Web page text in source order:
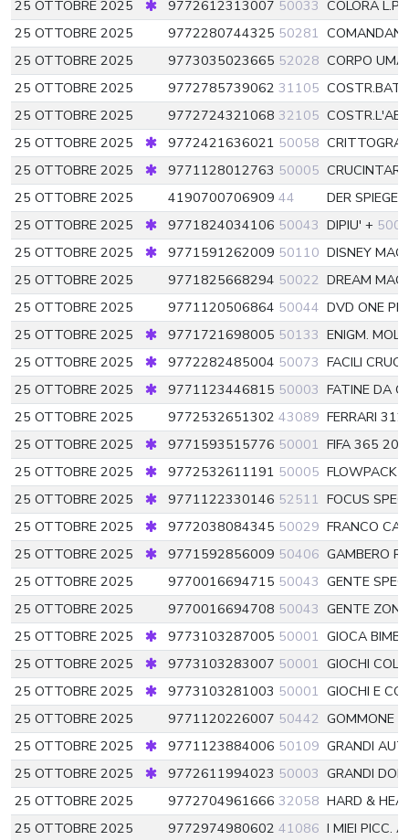
25 OTTOBRE 2025
9772612313007 50033 COLORA
25 OTTOBRE 2025
9772280744325 50281
25 OTTOBRE 2025
9773035023665 52028 CORPO
25 OTTOBRE 2025
9772785739062 31105
25 OTTOBRE 2025
9772724321068 32105
25 OTTOBRE 2025
9772421636021 50058
25 OTTOBRE 2025
9771128012763 50005
25 OTTOBRE 2025
4190700706909 44 DER SPIEGEL
25 OTTOBRE 2025
9771824034106 50043 DIPIU' +
25 OTTOBRE 2025
9771591262009 50110 DISNEY
25 OTTOBRE 2025
9771825668294 50022 DREAM
25 OTTOBRE 2025
9771120506864 50044 DVD ONE
25 OTTOBRE 2025
9771721698005 50133 ENIGM.
25 OTTOBRE 2025
9772282485004 50073 FACILI
25 OTTOBRE 2025
9771123446815 50003 FATINE DA
25 OTTOBRE 2025
9772532651302 43089 FERRARI
25 OTTOBRE 2025
9771593515776 50001 FIFA 365
25 OTTOBRE 2025
9772532611191 50005 FLOWPACK
25 OTTOBRE 2025
9771122330146 52511 FOCUS
25 OTTOBRE 2025
9772038084345 50029 FRANCO
25 OTTOBRE 2025
9771592856009 50406 GAMBERO
25 OTTOBRE 2025
9770016694715 50043 GENTE
25 OTTOBRE 2025
9770016694708 50043 GENTE
25 OTTOBRE 2025
9773103287005 50001 GIOCA BIMBI
25 OTTOBRE 2025
9773103283007 50001 GIOCHI
25 OTTOBRE 2025
9773103281003 50001 GIOCHI E
25 OTTOBRE 2025
9771120226007 50442 GOMMONE
25 OTTOBRE 2025
9771123884006 50109 GRANDI
25 OTTOBRE 2025
9772611994023 50003 GRANDI
25 OTTOBRE 2025
9772704961666 32058 HARD &
25 OTTOBRE 2025
9772974980602 41086 I MIEI PICC.